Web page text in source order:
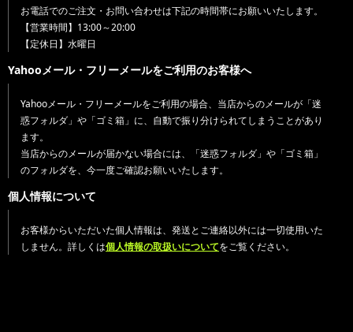
お電話でのご注文・お問い合わせは下記の時間帯にお願いいたします。
【営業時間】13:00～20:00
【定休日】水曜日
Yahooメール・フリーメールをご利用のお客様へ
Yahooメール・フリーメールをご利用の場合、当店からのメールが「迷
惑フォルダ」や「ゴミ箱」に、自動で振り分けられてしまうことがあり
ます。
当店からのメールが届かない場合には、「迷惑フォルダ」や「ゴミ箱」
のフォルダを、今一度ご確認お願いいたします。
個人情報について
お客様からいただいた個人情報は、発送とご連絡以外には一切使用いた
しません。詳しくは個人情報の取扱いについてをご覧ください。